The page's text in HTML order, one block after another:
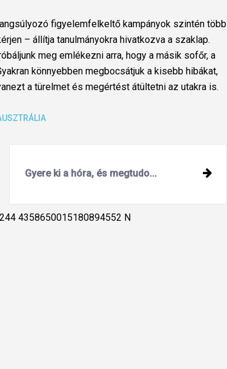
figyelemfelkeltő kampányok szintén több
– állítja tanulmányokra hivatkozva a szaklap.
meg emlékezni arra, hogy a másik sofőr, a
könnyebben megbocsátjuk a kisebb hibákat,
a türelmet és megértést átültetni az utakra is.
Gyere ki a hóra, és megtudo...